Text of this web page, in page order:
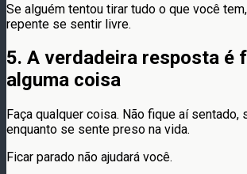
Se alguém tentou tirar tudo o que você
repente se sentir livre.
5. A verdadeira resposta é
alguma coisa
Faça qualquer coisa. Não fique aí sentado,
enquanto se sente preso na vida.
Ficar parado não ajudará você.